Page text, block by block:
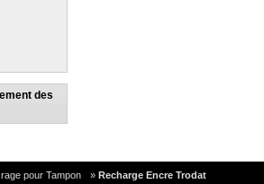
des
pour Tampon » Recharge Encre Trodat